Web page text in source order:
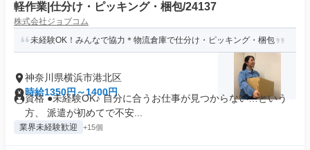
軽作業|仕分け・ピッキング・梱包/24137
株式会社ジョブコム
未経験OK！みんなで協力＊物流倉庫で仕分け・ピッキング・梱包
神奈川県横浜市港北区
時給1350円～1400円
資格 ●未経験OK♪ 自分に合うお仕事が見つからない…という
方、 派遣が初めてで不安...
業界未経験歓迎 +15個